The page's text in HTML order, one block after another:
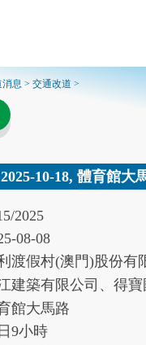
消息 >交通改道 >
10-18, 體育館大
2025
08-08
渡假村(澳門)股份有
建築有限公司、得寶
館大馬路
日9小時